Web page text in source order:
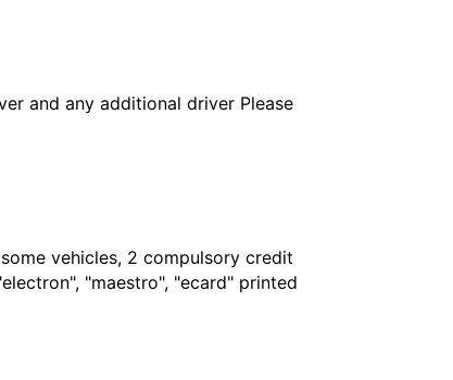
and any additional driver Please
vehicles, 2 compulsory credit
"maestro", "ecard" printed